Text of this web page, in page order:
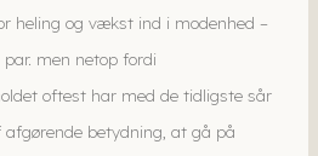
heling og vækst ind i modenhed –
men netop fordi
oftest har med de tidligste sår
betydning, at gå på